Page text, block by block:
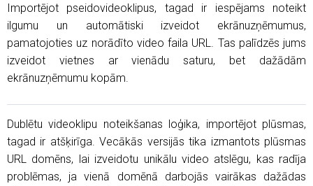
Importējot pseidovideoklipus, tagad ir iespējams noteikt
ilgumu un automātiski izveidot ekrānuzņēmumus,
pamatojoties uz norādīto video faila URL. Tas palīdzēs jums
izveidot vietnes ar vienādu saturu, bet dažādām
ekrānuzņēmumu kopām.
Dublētu videoklipu noteikšanas loģika, importējot plūsmas,
tagad ir atšķirīga. Vecākās versijās tika izmantots plūsmas
URL domēns, lai izveidotu unikālu video atslēgu, kas radīja
problēmas, ja vienā domēnā darbojās vairākas dažādas